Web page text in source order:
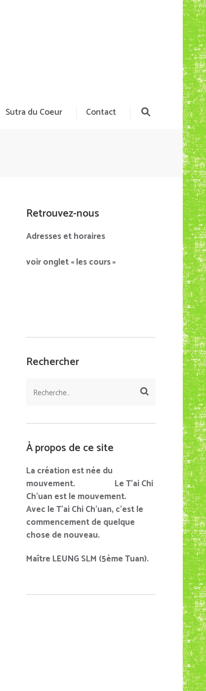
Sutra du Coeur Contact
Retrouvez-nous
Adresses et horaires
voir onglet « les cours »
Rechercher
Rechercher :
À propos de ce site
La création est née du
mouvement. Le T’ai Chi
Ch’uan est le mouvement.
Avec le T’ai Chi Ch’uan, c’est le
commencement de quelque
chose de nouveau.
Maître LEUNG SLM (5ème Tuan).